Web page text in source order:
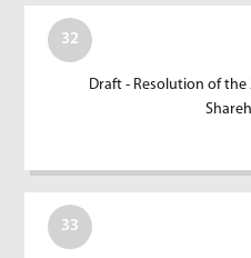
32
Draft - Resolution of the
33